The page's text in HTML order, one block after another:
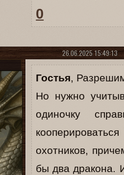
0
26.06.2025 15:49:13
Гостья,
Но нужно
одиночку
охотников,
бы два дракона.